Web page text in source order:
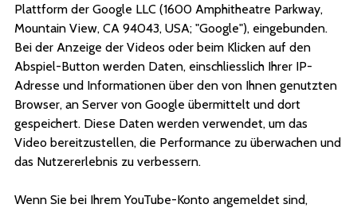
Plattform der Google LLC (1600 Amphitheatre Parkway,
Mountain View, CA 94043, USA; "Google"), eingebunden.
Bei der Anzeige der Videos oder beim Klicken auf den
Abspiel-Button werden Daten, einschliesslich Ihrer IP-
Adresse und Informationen über den von Ihnen genutzten
Browser, an Server von Google übermittelt und dort
gespeichert. Diese Daten werden verwendet, um das
Video bereitzustellen, die Performance zu überwachen und
das Nutzererlebnis zu verbessern.
Wenn Sie bei Ihrem YouTube-Konto angemeldet sind,